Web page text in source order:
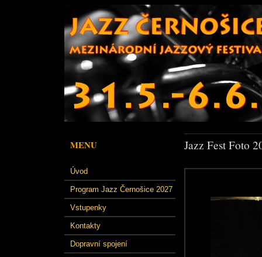
MENU
Úvod
Program Jazz Černošice 2027
Vstupenky
Kontakty
Dopravní spojení
Jazz Fest Foto